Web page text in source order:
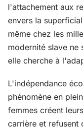
l'attachement aux
envers la
même chez les
modernité slave ne
elle cherche à
L'indépendance
phénomène en
femmes créent
carrière et refusent